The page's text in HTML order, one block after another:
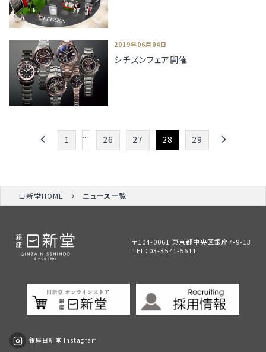
2019年06月04日
シチズンフェア開催
1 ... 26 27 28 29
日新堂HOME ニュース一覧
〒104-0061 東京都中央区銀座7-9-13
TEL： 03-3571-5611
銀座日新堂 Instagram